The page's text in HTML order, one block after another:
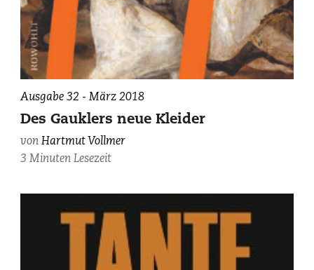
Ausgabe 32 - März 2018
Des Gauklers neue Kleider
vonHartmut Vollmer
3 Minuten Lesezeit